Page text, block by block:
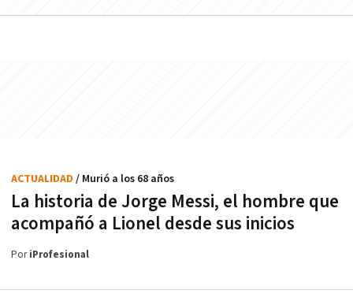
La historia de Jorge Messi, el hombre que
acompañó a Lionel desde sus inicios
ACTUALIDAD / Murió a los 68 años
PoriProfesional